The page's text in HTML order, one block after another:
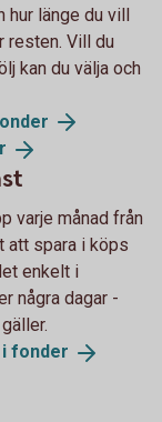
hur länge du vill
resten. Vill du
kan du välja och
varje månad från
att spara i köps
enkelt i
några dagar -
fonder